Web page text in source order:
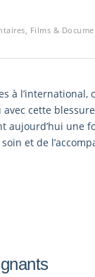
Films &
à l’international,
cette
une
et de